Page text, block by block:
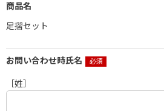
商品名
足摺セット
お問い合わせ時氏名
［姓］